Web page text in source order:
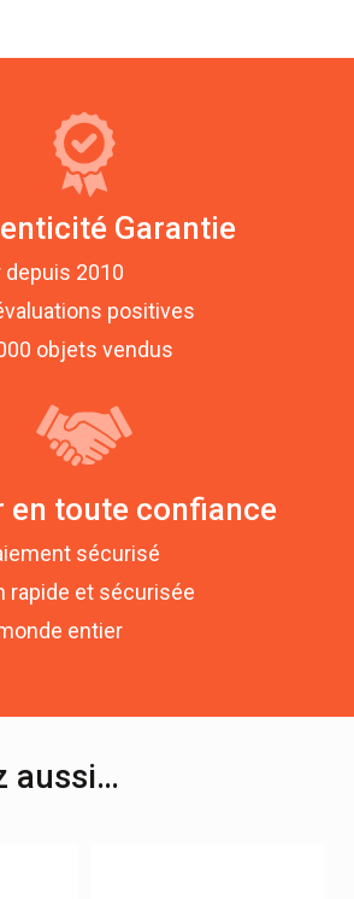
Garantie
depuis 2010
positives
objets vendus
en toute confiance
sécurisé
rapide et sécurisée
entier
aussi…